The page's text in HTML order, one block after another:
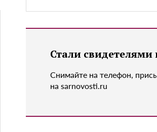
Стали свидетелями
Снимайте на телефон,
на sarnovosti.ru